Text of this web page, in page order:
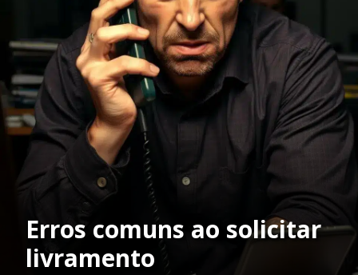
Erros comuns ao solicitar
livramento